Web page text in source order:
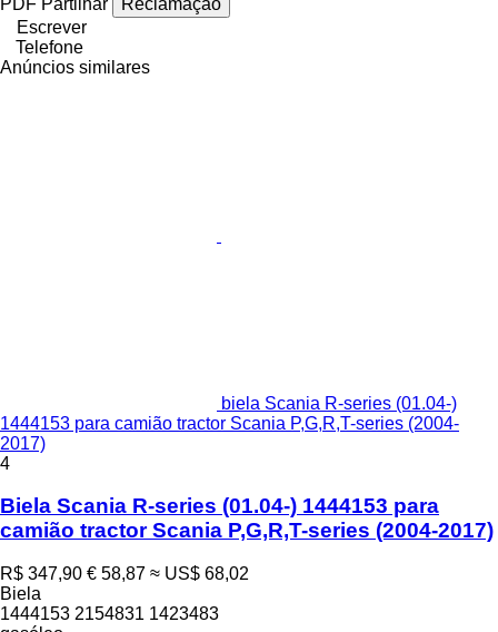
Escrever
Telefone
Anúncios similares
biela Scania R-series (01.04-)
1444153 para camião tractor Scania P,G,R,T-series (2004-
2017)
4
Biela Scania R-series (01.04-) 1444153 para
camião tractor Scania P,G,R,T-series (2004-2017)
R$ 347,90 € 58,87 ≈ US$ 68,02
Biela
1444153 2154831 1423483